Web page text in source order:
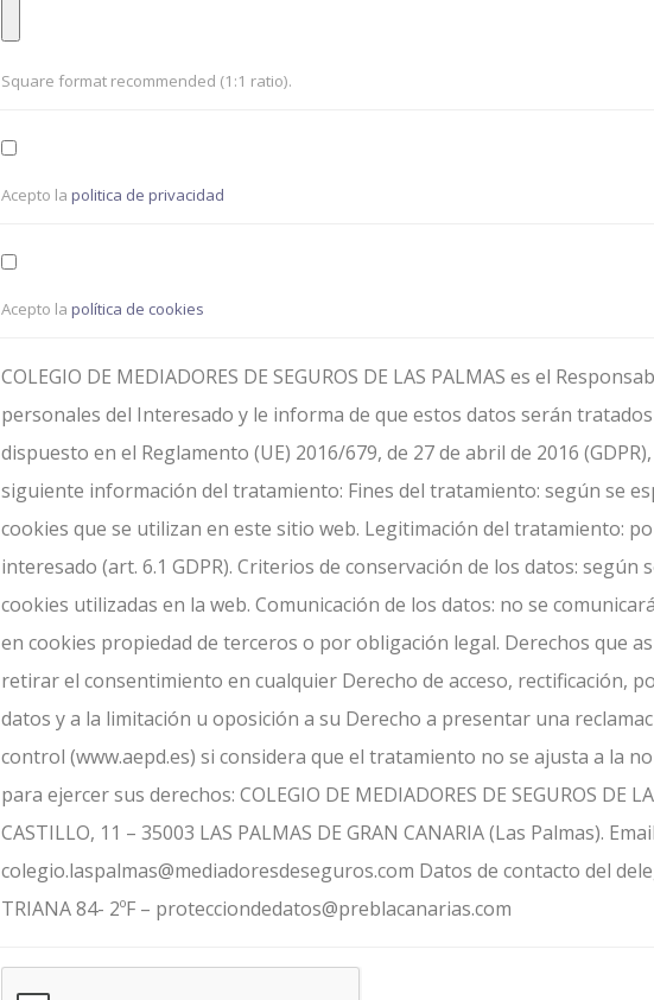
Square format recommended (1:1 ratio).
Acepto la politica de privacidad
Acepto la política de cookies
COLEGIO DE MEDIADORES DE SEGUROS DE LAS PALMAS es el
personales del Interesado y le informa de que estos datos serán
dispuesto en el Reglamento (UE) 2016/679, de 27 de abril de 2016
siguiente información del tratamiento: Fines del tratamiento: según se
cookies que se utilizan en este sitio web. Legitimación del tratamiento:
interesado (art. 6.1 GDPR). Criterios de conservación de los datos: según
cookies utilizadas en la web. Comunicación de los datos: no se
en cookies propiedad de terceros o por obligación legal. Derechos que asisten al
retirar el consentimiento en cualquier Derecho de acceso, rectificación, portabilidad y supresión de sus
datos y a la limitación u oposición a su Derecho a presentar una reclamación ante la Autoridad de
control (www.aepd.es) si considera que el tratamiento no se ajusta a la normativa Datos
para ejercer sus derechos: COLEGIO DE MEDIADORES DE SEGUROS DE LAS PALMAS. C/ LEÓN Y
CASTILLO, 11 – 35003 LAS PALMAS DE GRAN CANARIA (Las Palmas).
colegio.laspalmas@mediadoresdeseguros.com Datos de contacto del
TRIANA 84- 2ºF – protecciondedatos@preblacanarias.com